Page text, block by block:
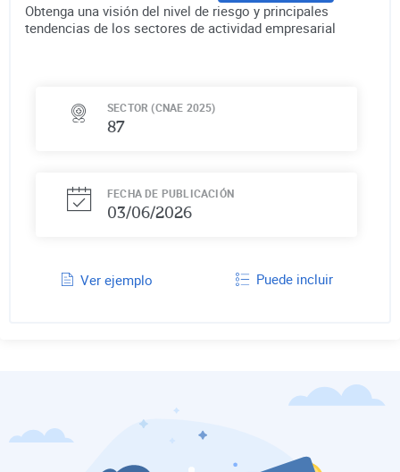
Obtenga una visión del nivel de riesgo y principales
tendencias de los sectores de actividad empresarial
SECTOR (CNAE 2025)
87
FECHA DE PUBLICACIÓN
03/06/2026
Ver ejemplo Puede incluir